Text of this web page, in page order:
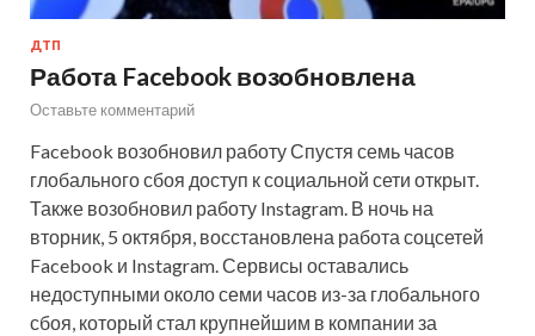
ДТП
Работа Facebook возобновлена
Оставьте комментарий
Facebook возобновил работу Спустя семь часов
глобального сбоя доступ к социальной сети открыт.
Также возобновил работу Instagram. В ночь на
вторник, 5 октября, восстановлена работа соцсетей
Facebook и Instagram. Сервисы оставались
недоступными около семи часов из-за глобального
сбоя, который стал крупнейшим в компании за